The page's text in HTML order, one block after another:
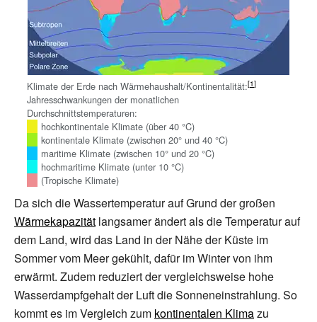
Klimate der Erde nach Wärmehaushalt/Kontinentalität:
Jahresschwankungen der monatlichen
Durchschnittstemperaturen:
hochkontinentale Klimate (über 40 °C)
kontinentale Klimate (zwischen 20° und 40 °C)
maritime Klimate (zwischen 10° und 20 °C)
hochmaritime Klimate (unter 10 °C)
(Tropische Klimate)
Da sich die Wassertemperatur auf Grund der großen
Wärmekapazität langsamer ändert als die Temperatur auf
dem Land, wird das Land in der Nähe der Küste im
Sommer vom Meer gekühlt, dafür im Winter von ihm
erwärmt. Zudem reduziert der vergleichsweise hohe
Wasserdampfgehalt der Luft die Sonneneinstrahlung. So
kommt es im Vergleich zum kontinentalen Klimazu